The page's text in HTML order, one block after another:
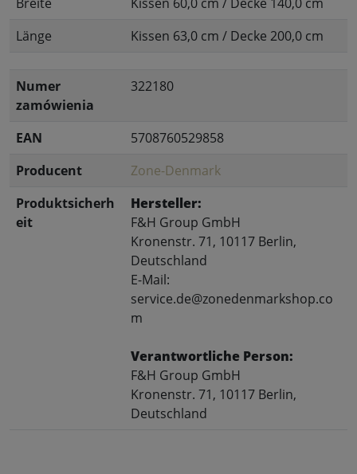
Länge
Kissen 63,0 cm / Decke 200,0 cm
Numer
zamówienia
322180
EAN
5708760529858
Producent
Zone-Denmark
Produktsicherh
eit
Hersteller:
F&H Group GmbH
Kronenstr. 71, 10117 Berlin,
Deutschland
E-Mail:
service.de@zonedenmarkshop.co
m
Verantwortliche Person:
F&H Group GmbH
Kronenstr. 71, 10117 Berlin,
Deutschland